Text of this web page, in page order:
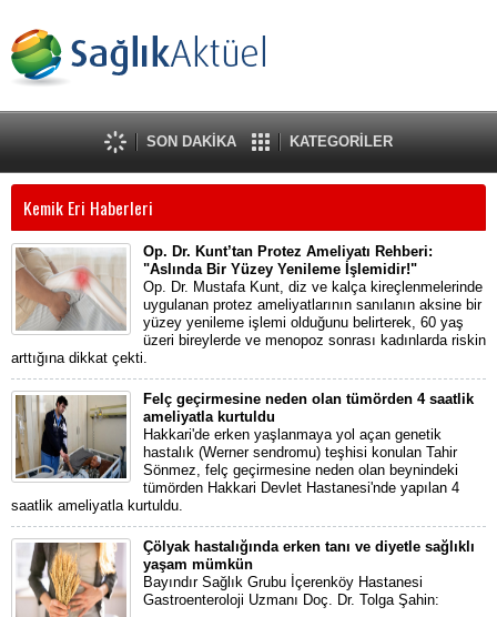
SON DAKİKA KATEGORİLER
Kemik Eri Haberleri
Op. Dr. Kunt’tan Protez Ameliyatı Rehberi:
"Aslında Bir Yüzey Yenileme İşlemidir!"
Op. Dr. Mustafa Kunt, diz ve kalça kireçlenmelerinde
uygulanan protez ameliyatlarının sanılanın aksine bir
yüzey yenileme işlemi olduğunu belirterek, 60 yaş
üzeri bireylerde ve menopoz sonrası kadınlarda riskin
arttığına dikkat çekti.
Felç geçirmesine neden olan tümörden 4 saatlik
ameliyatla kurtuldu
Hakkari'de erken yaşlanmaya yol açan genetik
hastalık (Werner sendromu) teşhisi konulan Tahir
Sönmez, felç geçirmesine neden olan beynindeki
tümörden Hakkari Devlet Hastanesi'nde yapılan 4
saatlik ameliyatla kurtuldu.
Çölyak hastalığında erken tanı ve diyetle sağlıklı
yaşam mümkün
Bayındır Sağlık Grubu İçerenköy Hastanesi
Gastroenteroloji Uzmanı Doç. Dr. Tolga Şahin: